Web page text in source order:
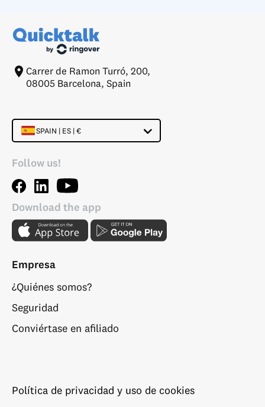
Carrer de Ramon Turró, 200,
08005 Barcelona, Spain
SPAIN | ES | €
Follow us!
Download the app
Empresa
¿Quiénes somos?
Seguridad
Conviértase en afiliado
Política de privacidad y uso de cookies